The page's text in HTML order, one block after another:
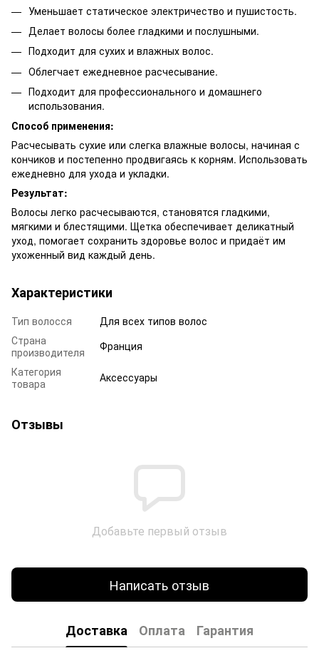
Уменьшает статическое электричество и пушистость.
Делает волосы более гладкими и послушными.
Подходит для сухих и влажных волос.
Облегчает ежедневное расчесывание.
Подходит для профессионального и домашнего
использования.
Способ применения:
Расчесывать сухие или слегка влажные волосы, начиная с
кончиков и постепенно продвигаясь к корням. Использовать
ежедневно для ухода и укладки.
Результат:
Волосы легко расчесываются, становятся гладкими,
мягкими и блестящими. Щетка обеспечивает деликатный
уход, помогает сохранить здоровье волос и придаёт им
ухоженный вид каждый день.
Характеристики
Тип волосся
Для всех типов волос
Страна
производителя
Франция
Категория
товара
Аксессуары
Отзывы
Добавьте первый отзыв
Написать отзыв
Доставка Оплата Гарантия